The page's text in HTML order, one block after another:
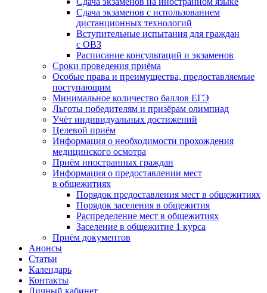
Сдача экзаменов с использованием
дистанционных технологий
Вступительные испытания для граждан
с ОВЗ
Расписание консультаций и экзаменов
Сроки проведения приёма
Особые права и преимущества, предоставляемые
поступающим
Минимальное количество баллов ЕГЭ
Льготы победителям и призёрам олимпиад
Учёт индивидуальных достижений
Целевой приём
Информация о необходимости прохождения
медицинского осмотра
Приём иностранных граждан
Информация о предоставлении мест
в общежитиях
Порядок предоставления мест в общежитиях
Порядок заселения в общежития
Распределение мест в общежитиях
Заселение в общежитие 1 курса
Приём документов
Анонсы
Статьи
Календарь
Контакты